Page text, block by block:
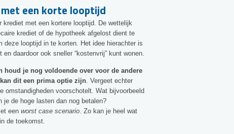
een korte looptijd
met een kortere looptijd. De wettelijk
krediet of de hypotheek afgelost dient te
looptijd in te korten. Het idee hierachter is
daardoor ook sneller “kostenvrij” kunt wonen.
houd je nog voldoende over voor de andere
dit een prima optie zijn. Vergeet echter
omstandigheden voorschotelt. Wat bijvoorbeeld
de hoge lasten dan nog betalen?
een worst case scenario. Zo kan je heel wat
de toekomst.